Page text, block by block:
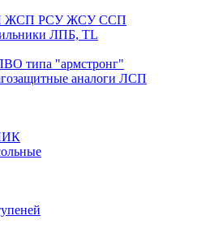
ЖСП РСУ ЖСУ ССП
ЛПБ, TL
типа "армстронг"
аналоги ЛСП